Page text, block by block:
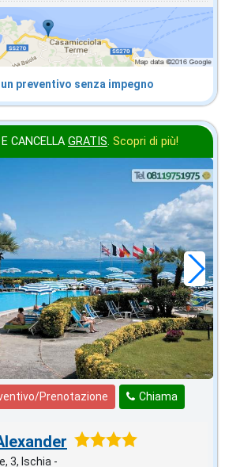
preventivo senza impegno
CANCELLA GRATIS. Scopri di più!
Chiama
Prenotazione
3, Ischia -